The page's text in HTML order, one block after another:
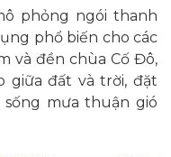
phỏng ngói thanh
phổ biến cho các
và đền chùa Cố Đô,
giữa đất và trời, đặt
mưa thuận gió